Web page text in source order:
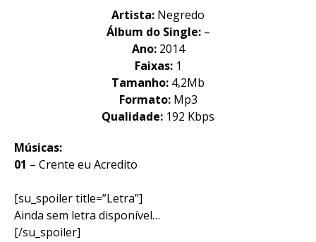
Artista: Negredo
Álbum do Single: –
Ano:2014
Faixas:1
Tamanho: 4,2Mb
Formato:Mp3
Qualidade: 192 Kbps
Músicas:
01 – Crente eu Acredito
[su_spoiler title=”Letra”]
Ainda sem letra disponível…
[/su_spoiler]